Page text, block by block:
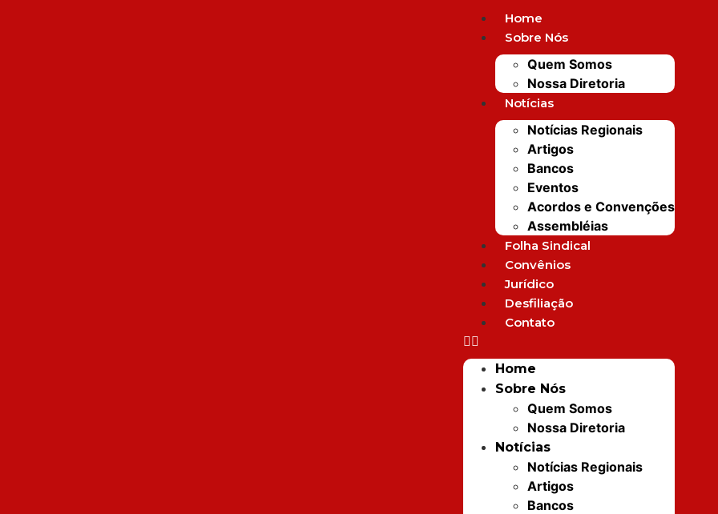
Home
Sobre Nós
Quem Somos
Nossa Diretoria
Notícias
Notícias Regionais
Artigos
Bancos
Eventos
Acordos e Convenções
Assembléias
Folha Sindical
Convênios
Jurídico
Desfiliação
Contato
Home
Sobre Nós
Quem Somos
Nossa Diretoria
Notícias
Notícias Regionais
Artigos
Bancos
DENÚNCIA – Ilhéus: Gerente
funcionários são imprestáveis
conversa presenciada por diretor